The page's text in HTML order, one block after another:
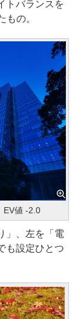
トバランスを
の。
EV値 -2.0
」、左を「電
も設定ひとつ